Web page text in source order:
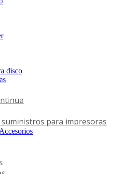
disco
para impresoras
Accesorios